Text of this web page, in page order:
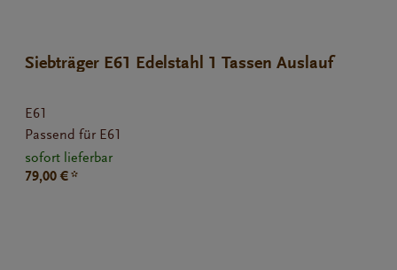
Siebträger E61 Edelstahl 1 Tassen Auslauf
E61
Passend für E61
sofort lieferbar
79,00 € *